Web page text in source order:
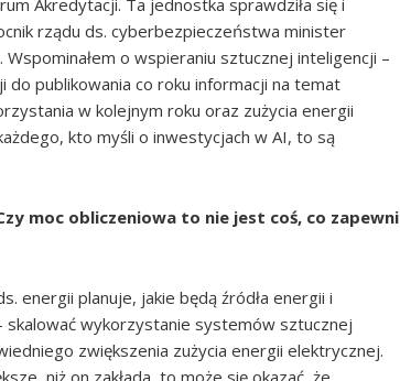
Akredytacji. Ta jednostka sprawdziła się i
rządu ds. cyberbezpieczeństwa minister
o wspieraniu sztucznej inteligencji –
publikowania co roku informacji na temat
w kolejnym roku oraz zużycia energii
kto myśli o inwestycjach w AI, to są
moc obliczeniowa to nie jest coś, co zapewni
energii planuje, jakie będą źródła energii i
skalować wykorzystanie systemów sztucznej
zwiększenia zużycia energii elektrycznej.